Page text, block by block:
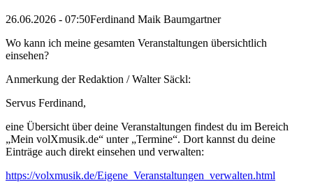
26.06.2026 - 07:50Ferdinand Maik Baumgartner
Wo kann ich meine gesamten Veranstaltungen übersichtlich
einsehen?
Anmerkung der Redaktion /Walter Säckl:
Servus Ferdinand,
eine Übersicht über deine Veranstaltungen findest du im Bereich
„Mein volXmusik.de“ unter „Termine“. Dort kannst du deine
Einträge auch direkt einsehen und verwalten:
https://volxmusik.de/Eigene_Veranstaltungen_verwalten.html